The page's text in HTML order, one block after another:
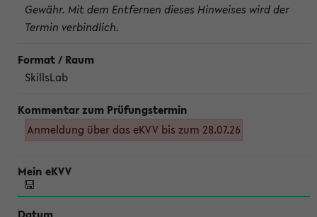
Gewähr. Mit dem Entfernen dieses Hinweises wird der
Termin verbindlich.
SkillsLab
Anmeldung über das eKVV bis zum 28.07.26